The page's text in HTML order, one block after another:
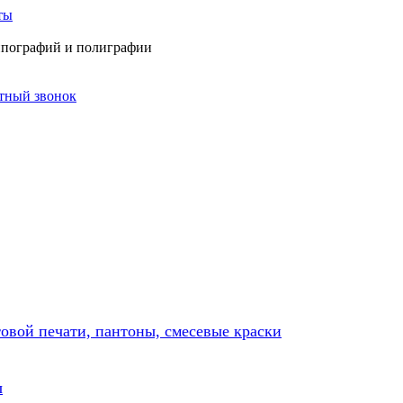
и полиграфии
звонок
печати, пантоны, смесевые краски